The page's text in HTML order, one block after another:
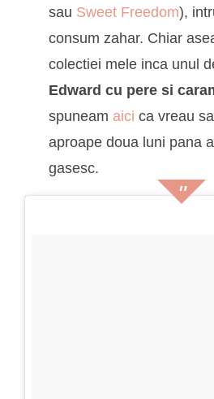
sau Sweet Freedom),
consum zahar. Chiar
colectiei mele inca unul
Edward cu pere si
spuneam aici ca vreau
aproape doua luni pana
gasesc.